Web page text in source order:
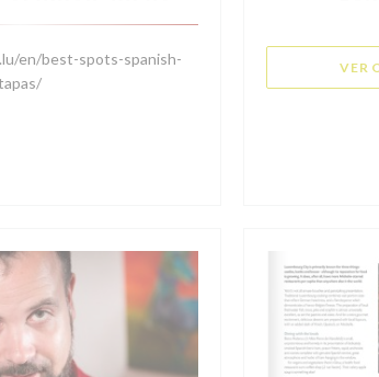
en/best-spots-spanish-
VER